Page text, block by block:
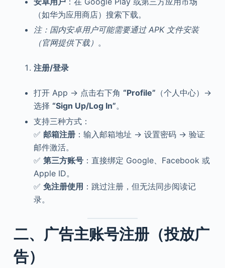
（如华为应用商店）搜索下载。
注：国内安卓用户可能需要通过 APK 文件安装
（官网提供下载） 。
注册/登录
打开 App → 点击右下角 “Profile” （个人中心）→
选择 “Sign Up/Log In”。
支持三种方式：
✅ 邮箱注册：输入邮箱地址 → 设置密码 → 验证
邮件激活。
✅ 第三方账号：直接绑定 Google、Facebook 或
Apple ID。
✅ 免注册使用 ：跳过注册，但无法同步阅读记
录。
二、广告主账号注册（投放广
告）